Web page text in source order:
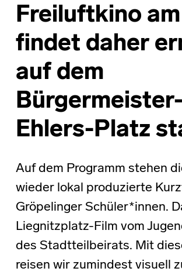
Freiluftkino am
findet daher
auf dem
Bürgermeister-
Ehlers-Platz
Auf dem Programm stehen
wieder lokal produzierte
Gröpelinger Schüler*innen.
Liegnitzplatz-Film vom
des Stadtteilbeirats. Mit
reisen wir zumindest visuell